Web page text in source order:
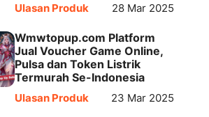
Ulasan Produk 28 Mar 2025
Wmwtopup.com Platform
Jual Voucher Game Online,
Pulsa dan Token Listrik
Termurah Se-Indonesia
Ulasan Produk 23 Mar 2025